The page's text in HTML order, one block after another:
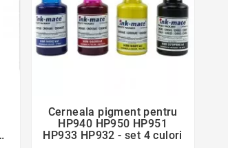

Cerneala pigment pentru
HP940 HP950 HP951
HP933 HP932 - set 4 culori